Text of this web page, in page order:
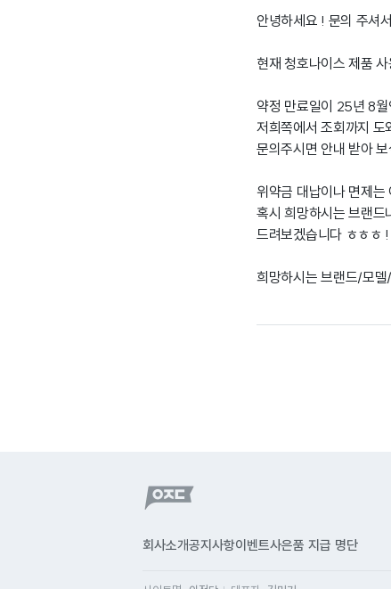
안녕하세요 ! 문의 주셔
현재 청호나이스 제품
약정 만료일이 25년 8
저희쪽에서 조회까지
문의주시면 안내 받아
위약금 대납이나 면제
혹시 희망하시는 브랜
드려보겠습니다 ㅎㅎㅎ
희망하시는 브랜드/모
회사소개공지사항이벤트사은품 지급 명단